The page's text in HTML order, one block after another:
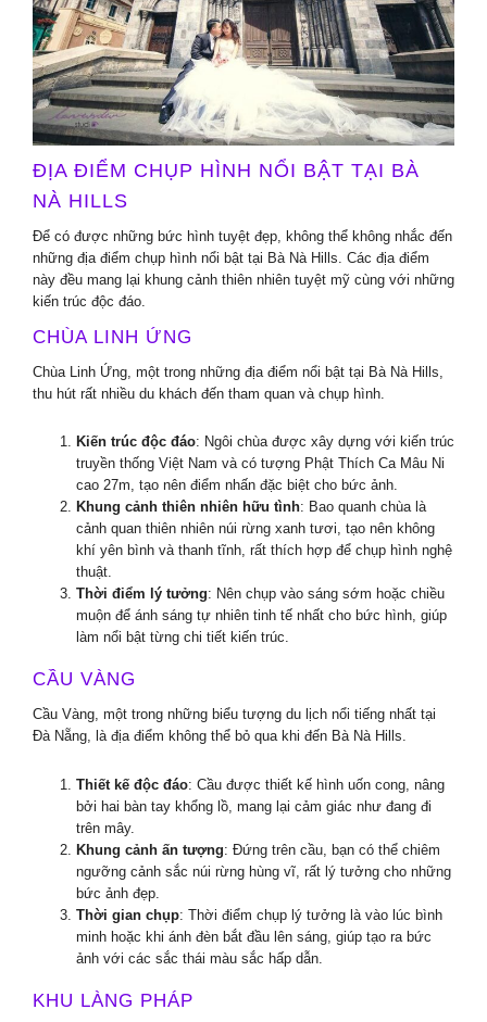
ĐỊA ĐIỂM CHỤP HÌNH NỔI BẬT TẠI BÀ
NÀ HILLS
Để có được những bức hình tuyệt đẹp, không thể không nhắc đến
những địa điểm chụp hình nổi bật tại Bà Nà Hills. Các địa điểm
này đều mang lại khung cảnh thiên nhiên tuyệt mỹ cùng với những
kiến trúc độc đáo.
CHÙA LINH ỨNG
Chùa Linh Ứng, một trong những địa điểm nổi bật tại Bà Nà Hills,
thu hút rất nhiều du khách đến tham quan và chụp hình.
Kiến trúc độc đáo: Ngôi chùa được xây dựng với kiến trúc
truyền thống Việt Nam và có tượng Phật Thích Ca Mâu Ni
cao 27m, tạo nên điểm nhấn đặc biệt cho bức ảnh.
Khung cảnh thiên nhiên hữu tình: Bao quanh chùa là
cảnh quan thiên nhiên núi rừng xanh tươi, tạo nên không
khí yên bình và thanh tĩnh, rất thích hợp để chụp hình nghệ
thuật.
Thời điểm lý tưởng: Nên chụp vào sáng sớm hoặc chiều
muộn để ánh sáng tự nhiên tinh tế nhất cho bức hình, giúp
làm nổi bật từng chi tiết kiến trúc.
CẦU VÀNG
Cầu Vàng, một trong những biểu tượng du lịch nổi tiếng nhất tại
Đà Nẵng, là địa điểm không thể bỏ qua khi đến Bà Nà Hills.
Thiết kế độc đáo: Cầu được thiết kế hình uốn cong, nâng
bởi hai bàn tay khổng lồ, mang lại cảm giác như đang đi
trên mây.
Khung cảnh ấn tượng: Đứng trên cầu, bạn có thể chiêm
ngưỡng cảnh sắc núi rừng hùng vĩ, rất lý tưởng cho những
bức ảnh đẹp.
Thời gian chụp: Thời điểm chụp lý tưởng là vào lúc bình
minh hoặc khi ánh đèn bắt đầu lên sáng, giúp tạo ra bức
ảnh với các sắc thái màu sắc hấp dẫn.
KHU LÀNG PHÁP